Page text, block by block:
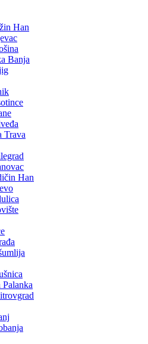
Han
Banja
Trava
Han
Palanka